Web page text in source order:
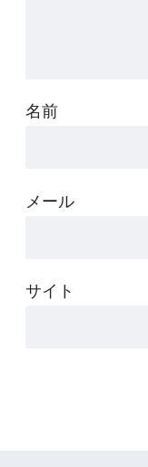
名前
メール
サイト